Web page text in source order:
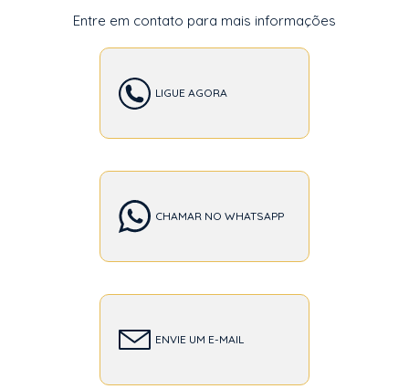
Entre em contato para mais informações
LIGUE AGORA
CHAMAR NO WHATSAPP
ENVIE UM E-MAIL